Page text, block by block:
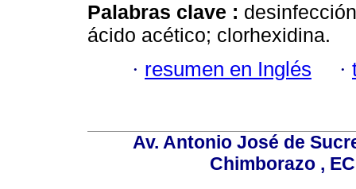
Palabras clave :
ácido acético; clorhexidina.
· resumen en Inglés ·
Av. Antonio José de
Chimborazo ,